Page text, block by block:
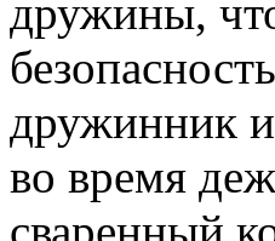
дружины,
дружинник
во время
сваренный